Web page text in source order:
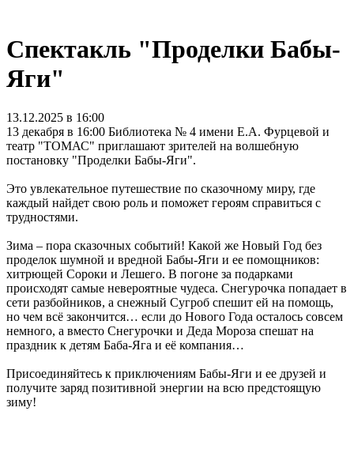
Спектакль "Проделки Бабы-
Яги"
13.12.2025 в 16:00
13 декабря в 16:00 Библиотека № 4 имени Е.А. Фурцевой и
театр "ТОМАС" приглашают зрителей на волшебную
постановку "Проделки Бабы-Яги".
Это увлекательное путешествие по сказочному миру, где
каждый найдет свою роль и поможет героям справиться с
трудностями.
Зима – пора сказочных событий! Какой же Новый Год без
проделок шумной и вредной Бабы-Яги и ее помощников:
хитрющей Сороки и Лешего. В погоне за подарками
происходят самые невероятные чудеса. Снегурочка попадает в
сети разбойников, а снежный Сугроб спешит ей на помощь,
но чем всё закончится… если до Нового Года осталось совсем
немного, а вместо Снегурочки и Деда Мороза спешат на
праздник к детям Баба-Яга и её компания…
Присоединяйтесь к приключениям Бабы-Яги и ее друзей и
получите заряд позитивной энергии на всю предстоящую
зиму!